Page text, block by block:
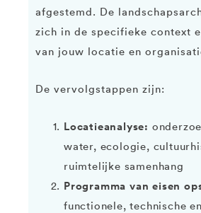
afgestemd. De
zich in de specifieke context
van jouw locatie en
De vervolgstappen zijn:
Locatieanalyse:
water, ecologie,
ruimtelijke samenhang
Programma van eisen
functionele, technische